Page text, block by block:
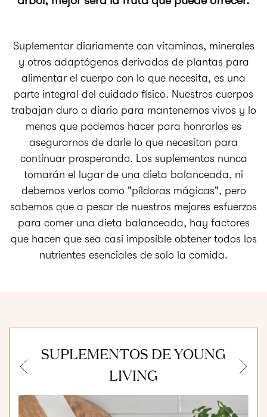
Suplementar diariamente con vitaminas, minerales
y otros adaptógenos derivados de plantas para
alimentar el cuerpo con lo que necesita, es una
parte integral del cuidado físico. Nuestros cuerpos
trabajan duro a diario para mantenernos vivos y lo
menos que podemos hacer para honrarlos es
asegurarnos de darle lo que necesitan para
continuar prosperando. Los suplementos nunca
tomarán el lugar de una dieta balanceada, ni
debemos verlos como "píldoras mágicas", pero
sabemos que a pesar de nuestros mejores esfuerzos
para comer una dieta balanceada, hay factores
que hacen que sea casi imposible obtener todos los
nutrientes esenciales de solo la comida.
Previous
SUPLEMENTOS DE YOUNG
LIVING